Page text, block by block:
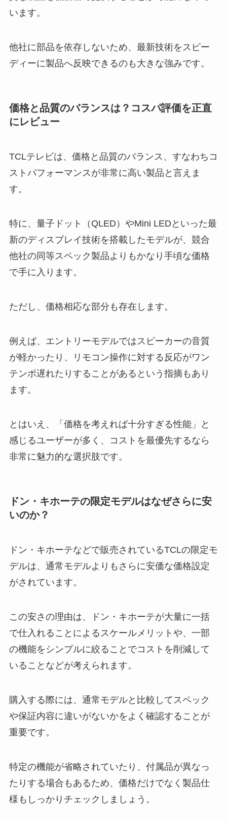
います。
他社に部品を依存しないため、最新技術をスピー
ディーに製品へ反映できるのも大きな強みです。
価格と品質のバランスは？コスパ評価を正直
にレビュー
TCLテレビは、価格と品質のバランス、すなわちコ
ストパフォーマンスが非常に高い製品と言えま
す。
特に、量子ドット（QLED）やMini LEDといった最
新のディスプレイ技術を搭載したモデルが、競合
他社の同等スペック製品よりもかなり手頃な価格
で手に入ります。
ただし、価格相応な部分も存在します。
例えば、エントリーモデルではスピーカーの音質
が軽かったり、リモコン操作に対する反応がワン
テンポ遅れたりすることがあるという指摘もあり
ます。
とはいえ、「価格を考えれば十分すぎる性能」と
感じるユーザーが多く、コストを最優先するなら
非常に魅力的な選択肢です。
ドン・キホーテの限定モデルはなぜさらに安
いのか？
ドン・キホーテなどで販売されているTCLの限定モ
デルは、通常モデルよりもさらに安価な価格設定
がされています。
この安さの理由は、ドン・キホーテが大量に一括
で仕入れることによるスケールメリットや、一部
の機能をシンプルに絞ることでコストを削減して
いることなどが考えられます。
購入する際には、通常モデルと比較してスペック
や保証内容に違いがないかをよく確認することが
重要です。
特定の機能が省略されていたり、付属品が異なっ
たりする場合もあるため、価格だけでなく製品仕
様もしっかりチェックしましょう。